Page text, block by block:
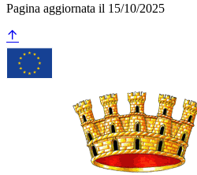
Pagina aggiornata il 15/10/2025